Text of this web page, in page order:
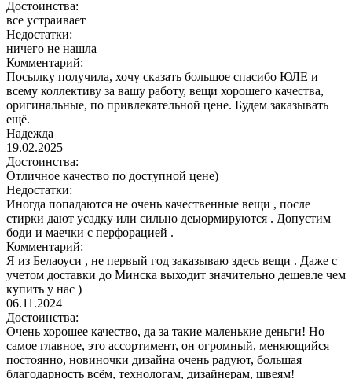
Достоинства:
все устраивает
Недостатки:
ничего не нашла
Комментарий:
Посылку получила, хочу сказать большое спасибо ЮЛЕ и
всему коллективу за вашу работу, вещи хорошего качества,
оригинальные, по привлекательной цене. Будем заказывать
ещё.
Надежда
19.02.2025
Достоинства:
Отличное качество по доступной цене)
Недостатки:
Иногда попадаются не очень качественные вещи , после
стирки дают усадку или сильно деыормируются . Допустим
боди и маечки с перфорацией .
Комментарий:
Я из Белаоуси , не первый год заказываю здесь вещи . Даже с
учетом доставки до Минска выходит значительно дешевле чем
купить у нас )
06.11.2024
Достоинства:
Очень хорошее качество, да за такие маленькие деньги! Но
самое главное, это ассортимент, он огромный, меняющийся
постоянно, новиночки дизайна очень радуют, большая
благодарность всём, технологам, дизайнерам, швеям!